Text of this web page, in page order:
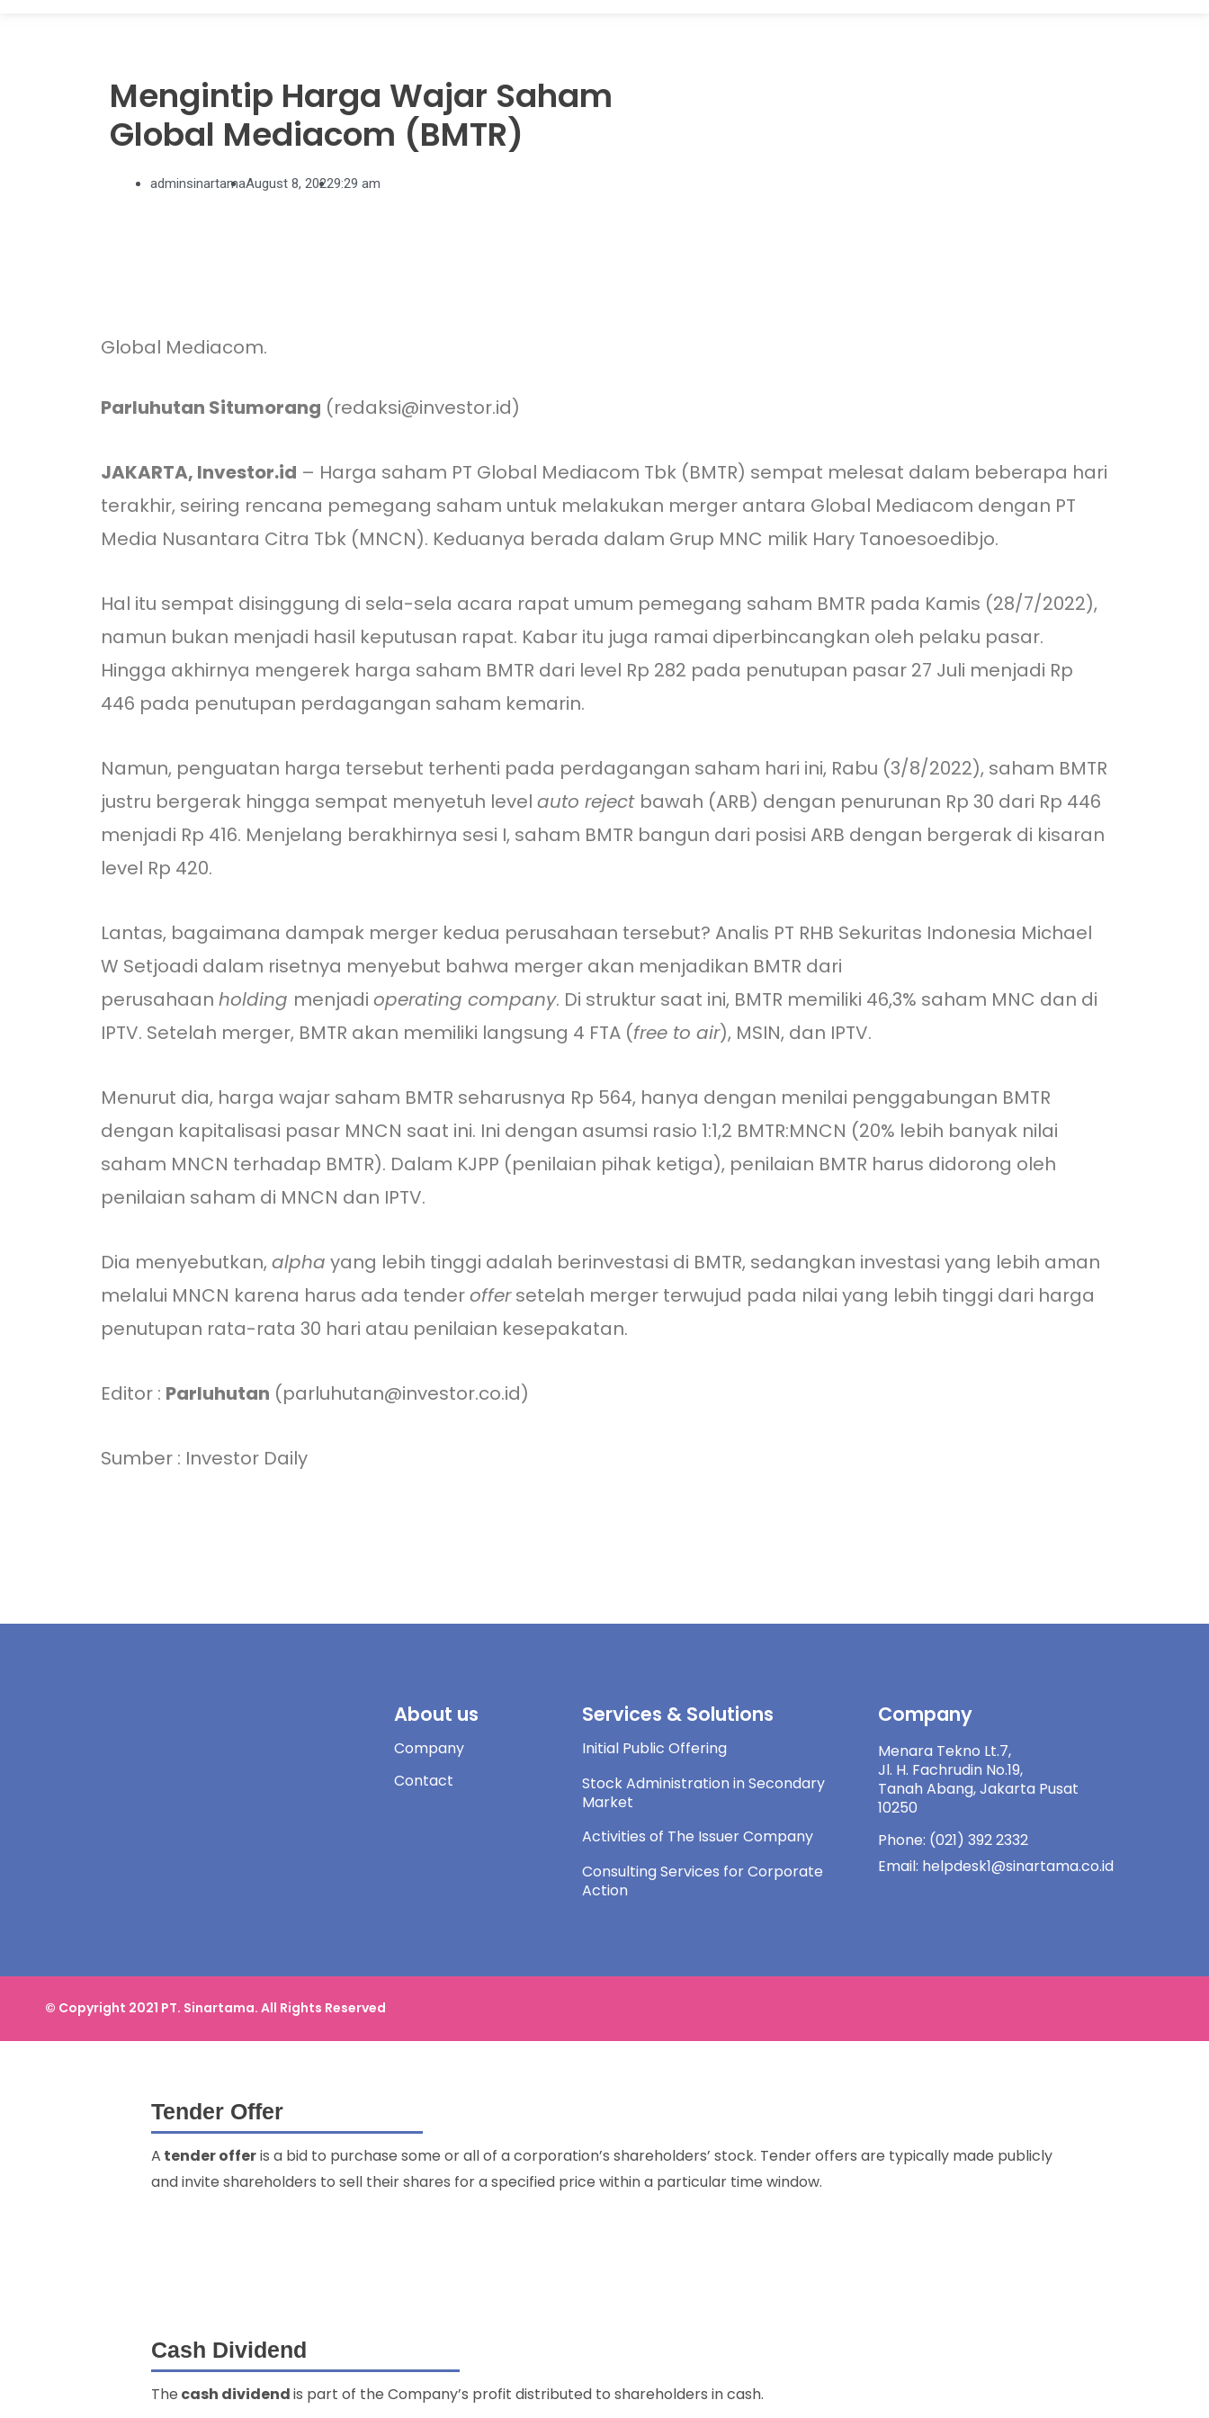
Mengintip Harga Wajar Saham
Global Mediacom (BMTR)
adminsinartamaAugust 8, 20229:29 am
Global Mediacom.
Parluhutan Situmorang (redaksi@investor.id)
JAKARTA, Investor.id – Harga saham PT Global Mediacom Tbk (BMTR) sempat melesat dalam beberapa hari
terakhir, seiring rencana pemegang saham untuk melakukan merger antara Global Mediacom dengan PT
Media Nusantara Citra Tbk (MNCN). Keduanya berada dalam Grup MNC milik Hary Tanoesoedibjo.
Hal itu sempat disinggung di sela-sela acara rapat umum pemegang saham BMTR pada Kamis (28/7/2022),
namun bukan menjadi hasil keputusan rapat. Kabar itu juga ramai diperbincangkan oleh pelaku pasar.
Hingga akhirnya mengerek harga saham BMTR dari level Rp 282 pada penutupan pasar 27 Juli menjadi Rp
446 pada penutupan perdagangan saham kemarin.
Namun, penguatan harga tersebut terhenti pada perdagangan saham hari ini, Rabu (3/8/2022), saham BMTR
justru bergerak hingga sempat menyetuh level auto reject bawah (ARB) dengan penurunan Rp 30 dari Rp 446
menjadi Rp 416. Menjelang berakhirnya sesi I, saham BMTR bangun dari posisi ARB dengan bergerak di kisaran
level Rp 420.
Lantas, bagaimana dampak merger kedua perusahaan tersebut? Analis PT RHB Sekuritas Indonesia Michael
W Setjoadi dalam risetnya menyebut bahwa merger akan menjadikan BMTR dari
perusahaan holding menjadi operating company. Di struktur saat ini, BMTR memiliki 46,3% saham MNC dan di
IPTV. Setelah merger, BMTR akan memiliki langsung 4 FTA (free to air), MSIN, dan IPTV.
Menurut dia, harga wajar saham BMTR seharusnya Rp 564, hanya dengan menilai penggabungan BMTR
dengan kapitalisasi pasar MNCN saat ini. Ini dengan asumsi rasio 1:1,2 BMTR:MNCN (20% lebih banyak nilai
saham MNCN terhadap BMTR). Dalam KJPP (penilaian pihak ketiga), penilaian BMTR harus didorong oleh
penilaian saham di MNCN dan IPTV.
Dia menyebutkan, alpha yang lebih tinggi adalah berinvestasi di BMTR, sedangkan investasi yang lebih aman
melalui MNCN karena harus ada tenderoffersetelah merger terwujud pada nilai yang lebih tinggi dari harga
penutupan rata-rata 30 hari atau penilaian kesepakatan.
Editor : Parluhutan (parluhutan@investor.co.id)
Sumber : Investor Daily
About us
Company
Contact
Services & Solutions
Initial Public Offering
Stock Administration in Secondary
Market
Activities of The Issuer Company
Consulting Services for Corporate
Action
Company
Menara Tekno Lt.7,
Jl. H. Fachrudin No.19,
Tanah Abang, Jakarta Pusat
10250
Phone: (021) 392 2332
Email: helpdesk1@sinartama.co.id
© Copyright 2021 PT. Sinartama. All Rights Reserved
Tender Offer
A tender offeris a bid to purchase some or all of a corporation’s shareholders’ stock. Tender offers are typically made publicly
and invite shareholders to sell their shares for a specified price within a particular time window.
Cash Dividend
The cash dividendis part of the Company’s profit distributed to shareholders in cash.